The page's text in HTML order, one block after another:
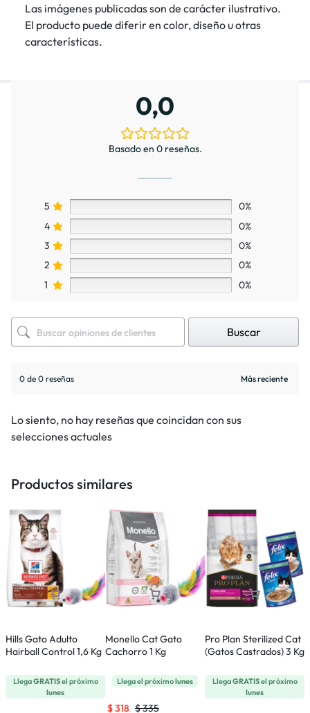
Las imágenes publicadas son de carácter ilustrativo.
El producto puede diferir en color, diseño u otras
características.
0,0
Basado en 0 reseñas.
5
0%
4
0%
3
0%
2
0%
1
0%
Buscar
0 de 0 reseñas
Lo siento, no hay reseñas que coincidan con sus
selecciones actuales
Productos similares
Hills Gato Adulto
Hairball Control 1,6 Kg
LlegaGRATISel próximo
lunes
Monello Cat Gato
Cachorro 1 Kg
Llega el próximolunes
$335
$318
Pro Plan Sterilized Cat
(Gatos Castrados) 3 Kg
LlegaGRATISel próximo
lunes